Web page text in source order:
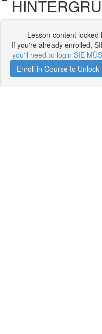
Lesson content locked
If you're already enrolled,
you'll need to login SIE
Enroll in Course to